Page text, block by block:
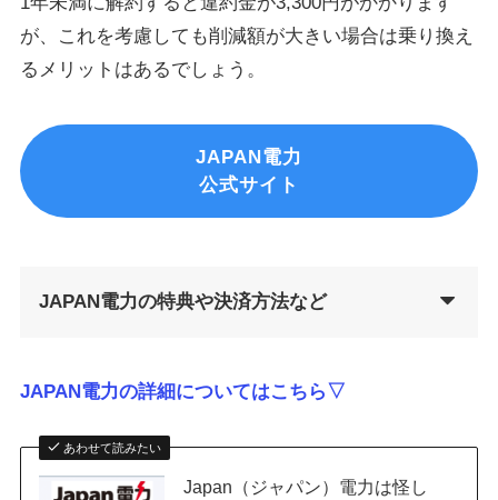
が、これを考慮しても削減額が大きい場合は乗り換え
るメリットはあるでしょう。
JAPAN電力
公式サイト
JAPAN電力の特典や決済方法など
JAPAN電力の詳細についてはこちら▽
あわせて読みたい
Japan（ジャパン）電力は怪し